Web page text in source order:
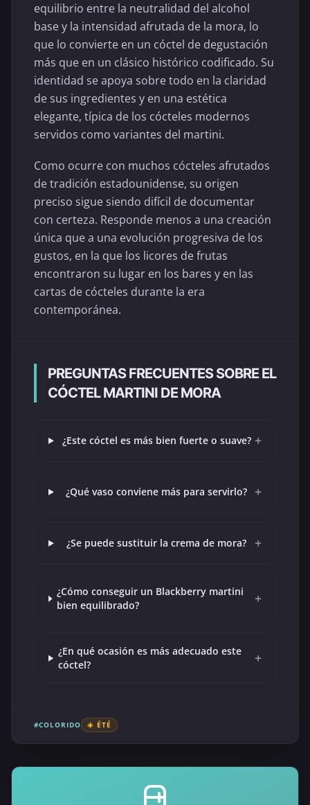
equilibrio entre la neutralidad del alcohol
base y la intensidad afrutada de la mora, lo
que lo convierte en un cóctel de degustación
más que en un clásico histórico codificado. Su
identidad se apoya sobre todo en la claridad
de sus ingredientes y en una estética
elegante, típica de los cócteles modernos
servidos como variantes del martini.
Como ocurre con muchos cócteles afrutados
de tradición estadounidense, su origen
preciso sigue siendo difícil de documentar
con certeza. Responde menos a una creación
única que a una evolución progresiva de los
gustos, en la que los licores de frutas
encontraron su lugar en los bares y en las
cartas de cócteles durante la era
contemporánea.
PREGUNTAS FRECUENTES SOBRE EL
CÓCTEL MARTINI DE MORA
¿Este cóctel es más bien fuerte o suave? +
¿Qué vaso conviene más para servirlo? +
¿Se puede sustituir la crema de mora? +
¿Cómo conseguir un Blackberry martini
bien equilibrado?
+
¿En qué ocasión es más adecuado este
cóctel?
+
#COLORIDO ☀️ ÉTÉ